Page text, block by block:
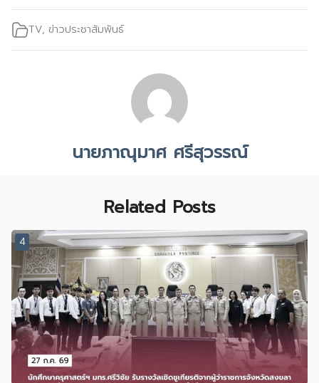
TV, ข่าวประชาสัมพันธ์
นายภาณุมาศ ศรีสุวรรณ์
Related Posts
4